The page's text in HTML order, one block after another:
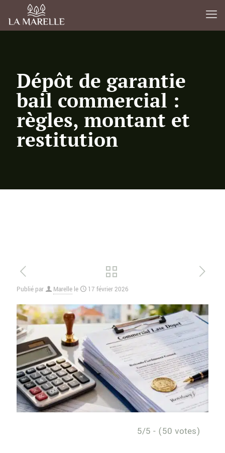
Dépôt de garantie
bail commercial :
règles, montant et
restitution
Publié par Marelle le 17 février 2026
5/5 - (50 votes)